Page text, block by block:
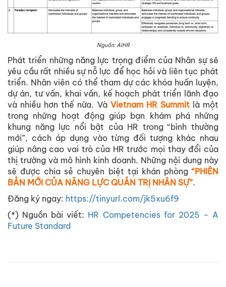
Nguồn: AIHR
Phát triển những năng lực trọng điểm của Nhân sự sẽ
yêu cầu rất nhiều sự nỗ lực để học hỏi và liên tục phát
triển. Nhân viên có thể tham dự các khóa huấn luyện,
dự án, tư vấn, khai vấn, kế hoạch phát triển lãnh đạo
và nhiều hơn thế nữa. Và Vietnam HR Summitlà một
trong những hoạt động giúp bạn khám phá những
khung năng lực nổi bật của HR trong “bình thường
mới”, cách áp dụng vào từng đối tượng khác nhau
giúp nâng cao vai trò của HR trước mọi thay đổi của
thị trường và mô hình kinh doanh. Những nội dung này
sẽ được chia sẻ chuyên biệt tại khán phòng“PHIÊN
BẢN MỚI CỦA NĂNG LỰC QUẢN TRỊ NHÂN SỰ”.
Đăng ký ngay: https://tinyurl.com/jk5xu6f9
(*) Nguồn bài viết: HR Competencies for 2025 – A
Future Standard